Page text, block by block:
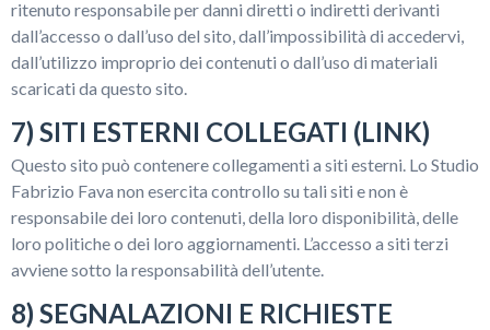
ritenuto responsabile per danni diretti o indiretti derivanti
dall’accesso o dall’uso del sito, dall’impossibilità di accedervi,
dall’utilizzo improprio dei contenuti o dall’uso di materiali
scaricati da questo sito.
7) SITI ESTERNI COLLEGATI (LINK)
Questo sito può contenere collegamenti a siti esterni. Lo Studio
Fabrizio Fava non esercita controllo su tali siti e non è
responsabile dei loro contenuti, della loro disponibilità, delle
loro politiche o dei loro aggiornamenti. L’accesso a siti terzi
avviene sotto la responsabilità dell’utente.
8) SEGNALAZIONI E RICHIESTE